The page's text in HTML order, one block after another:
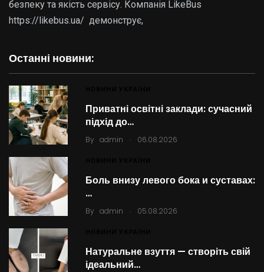
безпеку та якість сервісу. Компанія LikeBus
https://likebus.ua/ демонструє,
Останні новини:
Приватні освітні заклади: сучасний
підхід до…
By admin . 06.08.2026
Боль внизу левого бока и суставах:
…
By admin . 05.08.2026
Натуральне взуття — створіть свій
ідеальний…